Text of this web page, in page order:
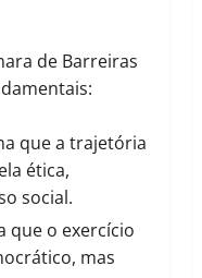
de Barreiras
que a trajetória
ética,
social.
que o exercício
mas